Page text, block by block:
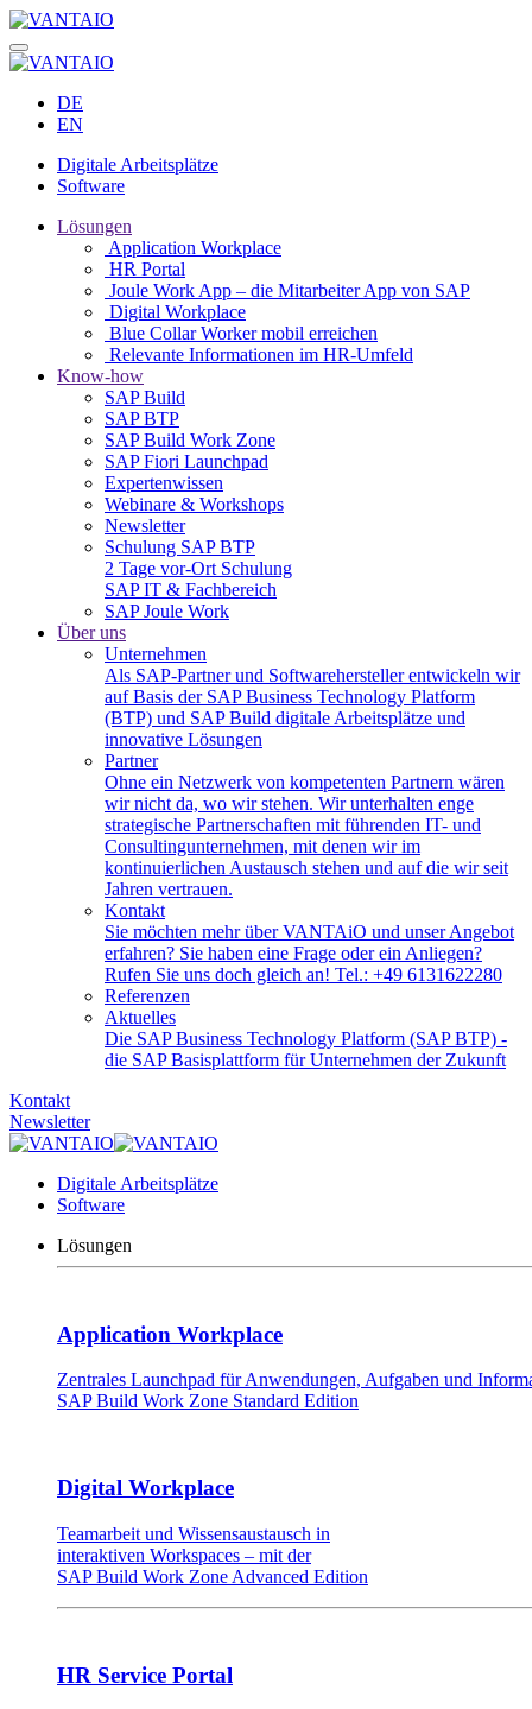
DE
EN
Digitale Arbeitsplätze
Software
Lösungen
Application Workplace
HR Portal
Joule Work App – die Mitarbeiter App von SAP
Digital Workplace
Blue Collar Worker mobil erreichen
Relevante Informationen im HR-Umfeld
Know-how
SAP Build
SAP BTP
SAP Build Work Zone
SAP Fiori Launchpad
Expertenwissen
Webinare & Workshops
Newsletter
Schulung SAP BTP
2 Tage vor-Ort Schulung
SAP IT & Fachbereich
SAP Joule Work
Über uns
Unternehmen
Als SAP-Partner und Softwarehersteller entwickeln wir
auf Basis der SAP Business Technology Platform
(BTP) und SAP Build digitale Arbeitsplätze und
innovative Lösungen
Partner
Ohne ein Netzwerk von kompetenten Partnern wären
wir nicht da, wo wir stehen. Wir unterhalten enge
strategische Partnerschaften mit führenden IT- und
Consultingunternehmen, mit denen wir im
kontinuierlichen Austausch stehen und auf die wir seit
Jahren vertrauen.
Kontakt
Sie möchten mehr über VANTAiO und unser Angebot
erfahren? Sie haben eine Frage oder ein Anliegen?
Rufen Sie uns doch gleich an! Tel.: +49 6131622280
Referenzen
Aktuelles
Die SAP Business Technology Platform (SAP BTP) -
die SAP Basisplattform für Unternehmen der Zukunft
Kontakt
Newsletter
Digitale Arbeitsplätze
Software
Lösungen
Application Workplace
Zentrales Launchpad für Anwendungen, Aufgaben und
SAP Build Work Zone Standard Edition
Digital Workplace
Teamarbeit und Wissensaustausch in
interaktiven Workspaces – mit der
SAP Build Work Zone Advanced Edition
HR Service Portal